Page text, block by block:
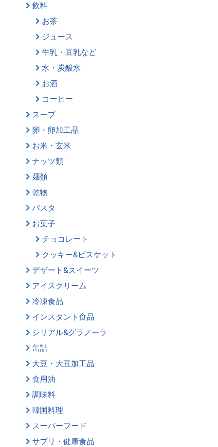
飲料
お茶
ジュース
牛乳・豆乳など
水・炭酸水
お酒
コーヒー
スープ
卵・卵加工品
お米・玄米
ナッツ類
麺類
乾物
パスタ
お菓子
チョコレート
クッキー&ビスケット
デザート&スイーツ
アイスクリーム
冷凍食品
インスタント食品
シリアル&グラノーラ
缶詰
大豆・大豆加工品
食用油
調味料
韓国料理
スーパーフード
サプリ・健康食品